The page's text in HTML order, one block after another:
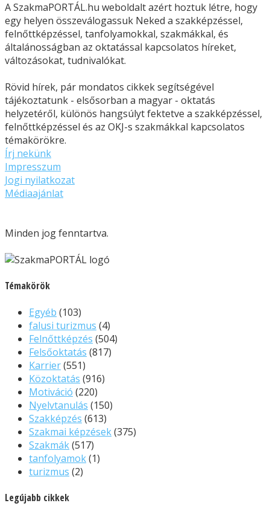
A SzakmaPORTÁL.hu weboldalt azért hoztuk létre, hogy
egy helyen összeválogassuk Neked a szakképzéssel,
felnőttképzéssel, tanfolyamokkal, szakmákkal, és
általánosságban az oktatással kapcsolatos híreket,
változásokat, tudnivalókat.
Rövid hírek, pár mondatos cikkek segítségével
tájékoztatunk - elsősorban a magyar - oktatás
helyzetéről, különös hangsúlyt fektetve a szakképzéssel,
felnőttképzéssel és az OKJ-s szakmákkal kapcsolatos
témakörökre.
Írj nekünk
Impresszum
Jogi nyilatkozat
Médiaajánlat
Minden jog fenntartva.
Témakörök
Egyéb (103)
falusi turizmus (4)
Felnőttképzés (504)
Felsőoktatás (817)
Karrier(551)
Közoktatás (916)
Motiváció (220)
Nyelvtanulás (150)
Szakképzés (613)
Szakmai képzések(375)
Szakmák(517)
tanfolyamok(1)
turizmus (2)
Legújabb cikkek